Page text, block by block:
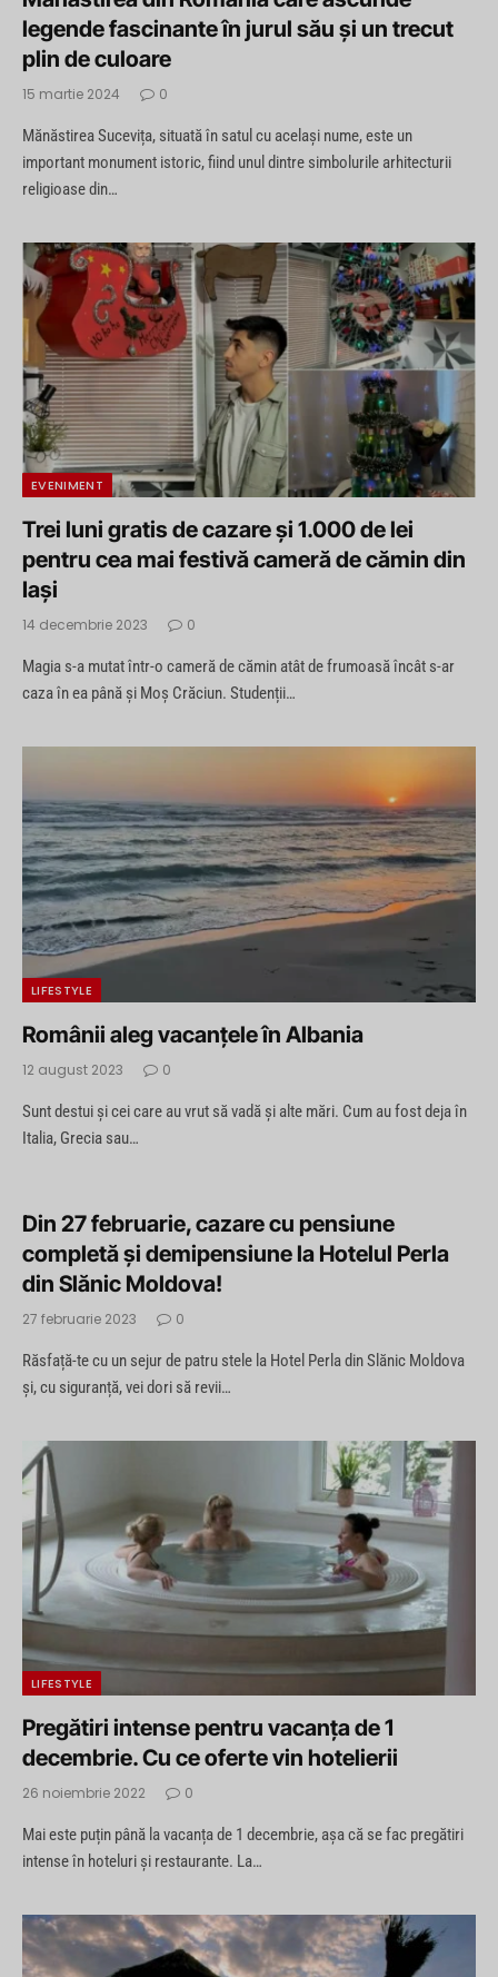
legende fascinante în jurul său și un trecut
plin de culoare
15 martie 2024 0
Mănăstirea Sucevița, situată în satul cu același nume, este un
important monument istoric, fiind unul dintre simbolurile arhitecturii
religioase din…
EVENIMENT
Trei luni gratis de cazare şi 1.000 de lei
pentru cea mai festivă cameră de cămin din
Iaşi
14 decembrie 2023 0
Magia s-a mutat într-o cameră de cămin atât de frumoasă încât s-ar
caza în ea până și Moș Crăciun. Studenții…
LIFESTYLE
Românii aleg vacanțele în Albania
12 august 2023 0
Sunt destui și cei care au vrut să vadă și alte mări. Cum au fost deja în
Italia, Grecia sau…
Din 27 februarie, cazare cu pensiune
completă și demipensiune la Hotelul Perla
din Slănic Moldova!
27 februarie 2023 0
Răsfață-te cu un sejur de patru stele la Hotel Perla din Slănic Moldova
și, cu siguranță, vei dori să revii…
LIFESTYLE
Pregătiri intense pentru vacanța de 1
decembrie. Cu ce oferte vin hotelierii
26 noiembrie 2022 0
Mai este puțin până la vacanța de 1 decembrie, așa că se fac pregătiri
intense în hoteluri și restaurante. La…